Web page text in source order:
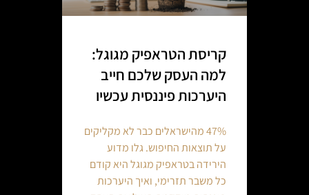
קריסת הטראפיק מגוגל:
למה העסק שלכם חייב
היערכות פיננסית עכשיו
47% מהישראלים כבר לא מקליקים
על תוצאות החיפוש. גלו מדוע
הירידה בטראפיק מגוגל היא קודם
כל משבר תזרימי, ואיך היערכות